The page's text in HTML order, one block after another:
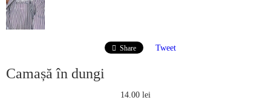
Share Tweet
Camașă în dungi
14.00 lei